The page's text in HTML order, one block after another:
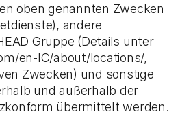
oben genannten Zwecken
andere
Gruppe (Details unter
en-IC/about/locations/,
Zwecken) und sonstige
und außerhalb der
übermittelt werden.